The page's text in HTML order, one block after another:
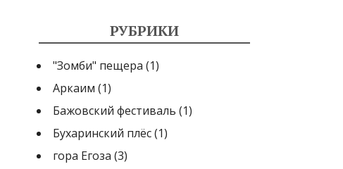
РУБРИКИ
"Зомби" пещера (1)
Аркаим (1)
Бажовский фестиваль (1)
Бухаринский плёс(1)
гора Егоза (3)